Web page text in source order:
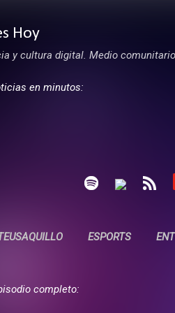
Hoy
y cultura digital. Medio
en minutos:
ESPORTS
completo: